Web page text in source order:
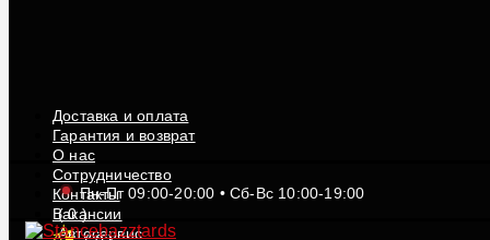
Доставка и оплата
Гарантия и возврат
О нас
Сотрудничество
Контакты
Вакансии
Автосервис
Пн-Пт 09:00-20:00 • Сб-Вс 10:00-19:00
(0)